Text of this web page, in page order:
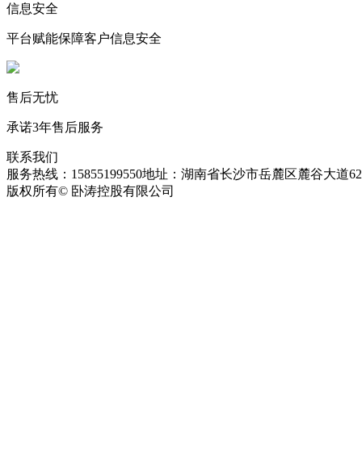
信息安全
平台赋能保障客户信息安全
售后无忧
承诺3年售后服务
联系我们
服务热线：15855199550地址：湖南省长沙市岳麓区麓谷大道
版权所有© 卧涛控股有限公司